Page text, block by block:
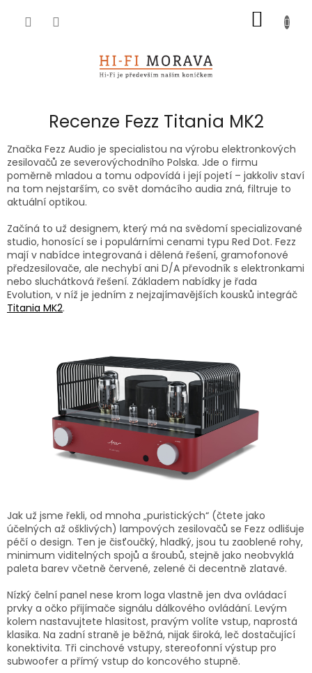
KOŠÍK
Recenze Fezz Titania MK2
Značka Fezz Audio je specialistou na výrobu elektronkových
zesilovačů ze severovýchodního Polska. Jde o firmu
poměrně mladou a tomu odpovídá i její pojetí – jakkoliv staví
na tom nejstarším, co svět domácího audia zná, filtruje to
aktuální optikou.
Začíná to už designem, který má na svědomí specializované
studio, honosící se i populárními cenami typu Red Dot. Fezz
mají v nabídce integrovaná i dělená řešení, gramofonové
předzesilovače, ale nechybí ani D/A převodník s elektronkami
nebo sluchátková řešení. Základem nabídky je řada
Evolution, v níž je jedním z nejzajímavějších kousků integráč
Titania MK2.
Jak už jsme řekli, od mnoha „puristických“ (čtete jako
účelných až ošklivých) lampových zesilovačů se Fezz odlišuje
péčí o design. Ten je čisťoučký, hladký, jsou tu zaoblené rohy,
minimum viditelných spojů a šroubů, stejně jako neobvyklá
paleta barev včetně červené, zelené či decentně zlatavé.
Nízký čelní panel nese krom loga vlastně jen dva ovládací
prvky a očko přijímače signálu dálkového ovládání. Levým
kolem nastavujtete hlasitost, pravým volíte vstup, naprostá
klasika. Na zadní straně je běžná, nijak široká, leč dostačující
konektivita. Tři cinchové vstupy, stereofonní výstup pro
subwoofer a přímý vstup do koncového stupně.